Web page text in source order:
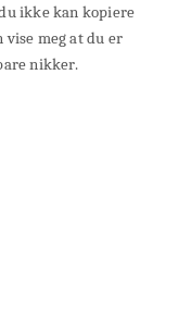
ikke kan kopiere
vise meg at du er
nikker.